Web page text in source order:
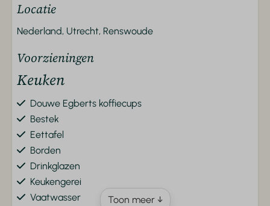
Locatie
Nederland, Utrecht, Renswoude
Voorzieningen
Keuken
Douwe Egberts koffiecups
Bestek
Eettafel
Borden
Drinkglazen
Keukengerei
Vaatwasser
Toon meer ↓